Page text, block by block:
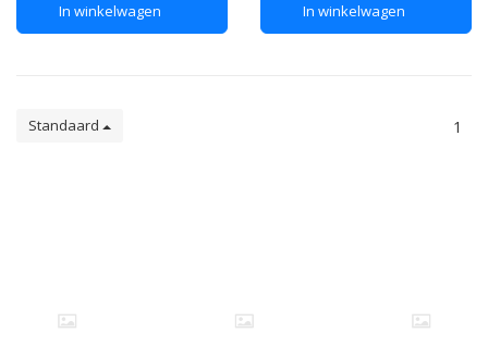
In winkelwagen In winkelwagen
Standaard 1